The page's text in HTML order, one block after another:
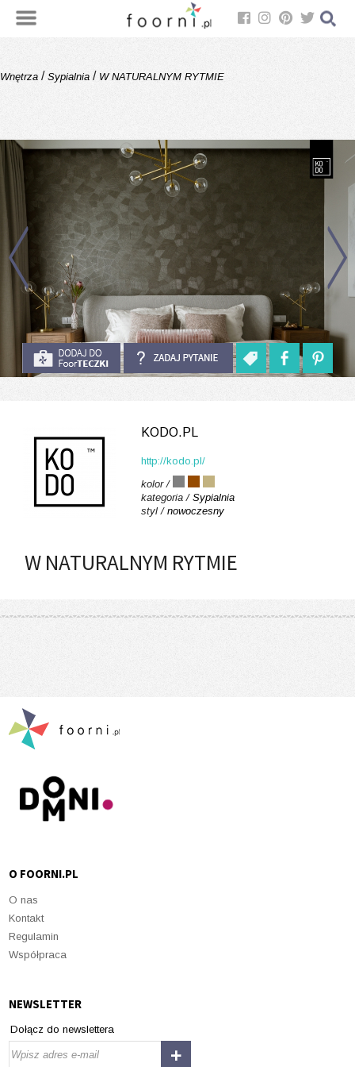
Wnętrza / Sypialnia / W NATURALNYM RYTMIE
KODO.PL
http://kodo.pl/
kolor /
kategoria / Sypialnia
styl / nowoczesny
W NATURALNYM RYTMIE
O FOORNI.PL
O nas
Kontakt
Regulamin
Współpraca
NEWSLETTER
Dołącz do newslettera